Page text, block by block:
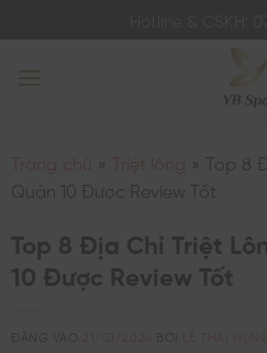
» » Top 8
Quận 10 Được Review Tốt
Top 8 Địa Chỉ Triệt
10 Được Review Tốt